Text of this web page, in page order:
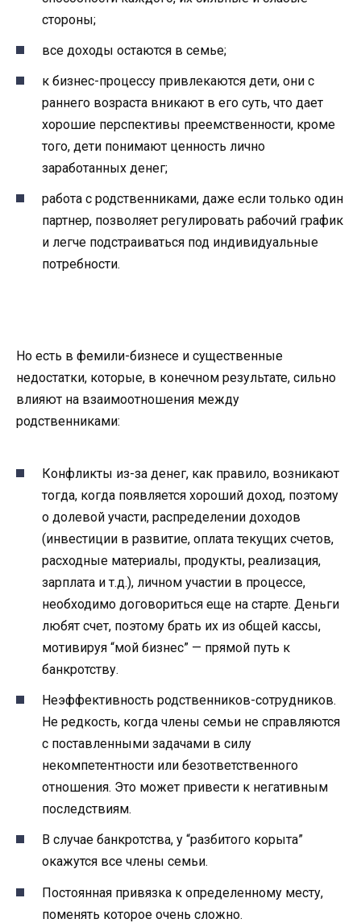
стороны;
все доходы остаются в семье;
к бизнес-процессу привлекаются дети, они с
раннего возраста вникают в его суть, что дает
хорошие перспективы преемственности, кроме
того, дети понимают ценность лично
заработанных денег;
работа с родственниками, даже если только один
партнер, позволяет регулировать рабочий график
и легче подстраиваться под индивидуальные
потребности.
Но есть в фемили-бизнесе и существенные
недостатки, которые, в конечном результате, сильно
влияют на взаимоотношения между
родственниками:
Конфликты из-за денег, как правило, возникают
тогда, когда появляется хороший доход, поэтому
о долевой участи, распределении доходов
(инвестиции в развитие, оплата текущих счетов,
расходные материалы, продукты, реализация,
зарплата и т.д.), личном участии в процессе,
необходимо договориться еще на старте. Деньги
любят счет, поэтому брать их из общей кассы,
мотивируя “мой бизнес” — прямой путь к
банкротству.
Неэффективность родственников-сотрудников.
Не редкость, когда члены семьи не справляются
с поставленными задачами в силу
некомпетентности или безответственного
отношения. Это может привести к негативным
последствиям.
В случае банкротства, у “разбитого корыта”
окажутся все члены семьи.
Постоянная привязка к определенному месту,
поменять которое очень сложно.